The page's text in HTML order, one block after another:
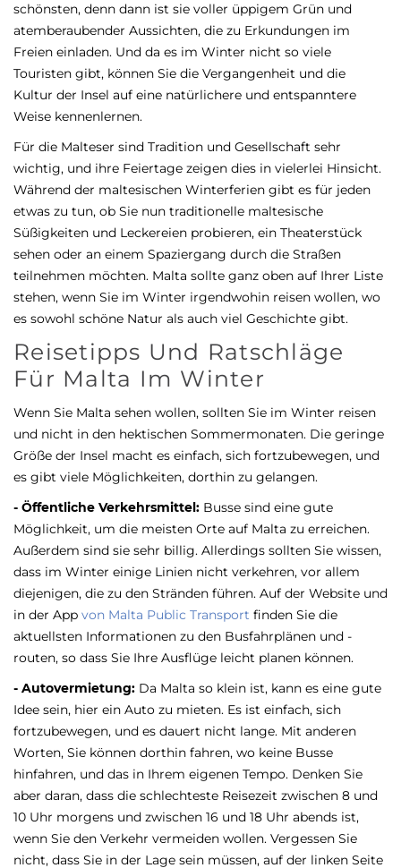
schönsten, denn dann ist sie voller üppigem Grün und
atemberaubender Aussichten, die zu Erkundungen im
Freien einladen. Und da es im Winter nicht so viele
Touristen gibt, können Sie die Vergangenheit und die
Kultur der Insel auf eine natürlichere und entspanntere
Weise kennenlernen.
Für die Malteser sind Tradition und Gesellschaft sehr
wichtig, und ihre Feiertage zeigen dies in vielerlei Hinsicht.
Während der maltesischen Winterferien gibt es für jeden
etwas zu tun, ob Sie nun traditionelle maltesische
Süßigkeiten und Leckereien probieren, ein Theaterstück
sehen oder an einem Spaziergang durch die Straßen
teilnehmen möchten. Malta sollte ganz oben auf Ihrer Liste
stehen, wenn Sie im Winter irgendwohin reisen wollen, wo
es sowohl schöne Natur als auch viel Geschichte gibt.
Reisetipps Und Ratschläge
Für Malta Im Winter
Wenn Sie Malta sehen wollen, sollten Sie im Winter reisen
und nicht in den hektischen Sommermonaten. Die geringe
Größe der Insel macht es einfach, sich fortzubewegen, und
es gibt viele Möglichkeiten, dorthin zu gelangen.
- Öffentliche Verkehrsmittel: Busse sind eine gute
Möglichkeit, um die meisten Orte auf Malta zu erreichen.
Außerdem sind sie sehr billig. Allerdings sollten Sie wissen,
dass im Winter einige Linien nicht verkehren, vor allem
diejenigen, die zu den Stränden führen. Auf der Website und
in der App von Malta Public Transport finden Sie die
aktuellsten Informationen zu den Busfahrplänen und -
routen, so dass Sie Ihre Ausflüge leicht planen können.
- Autovermietung: Da Malta so klein ist, kann es eine gute
Idee sein, hier ein Auto zu mieten. Es ist einfach, sich
fortzubewegen, und es dauert nicht lange. Mit anderen
Worten, Sie können dorthin fahren, wo keine Busse
hinfahren, und das in Ihrem eigenen Tempo. Denken Sie
aber daran, dass die schlechteste Reisezeit zwischen 8 und
10 Uhr morgens und zwischen 16 und 18 Uhr abends ist,
wenn Sie den Verkehr vermeiden wollen. Vergessen Sie
nicht, dass Sie in der Lage sein müssen, auf der linken Seite